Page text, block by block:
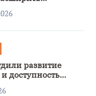
с Узбекистаном
развитие
доступность